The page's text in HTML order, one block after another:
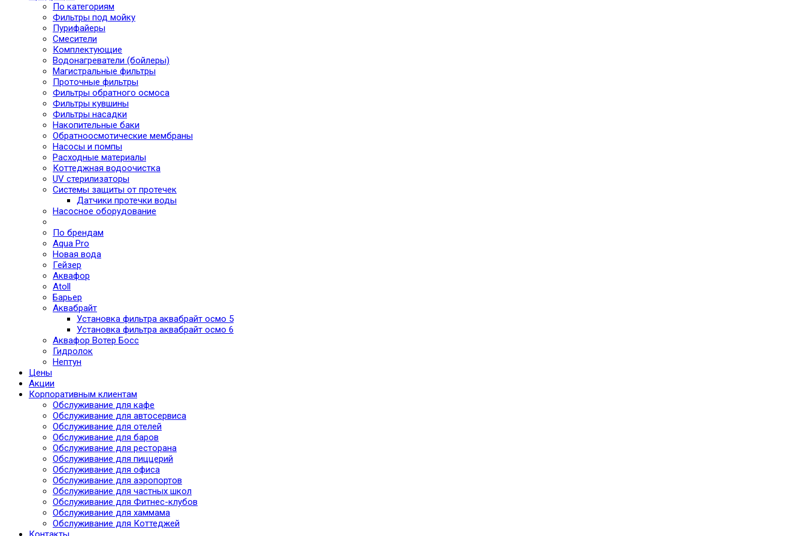
По категориям
Фильтры под мойку
Пурифайеры
Смесители
Комплектующие
Водонагреватели (бойлеры)
Магистральные фильтры
Проточные фильтры
Фильтры обратного осмоса
Фильтры кувшины
Фильтры насадки
Накопительные баки
Обратноосмотические мембраны
Насосы и помпы
Расходные материалы
Коттеджная водоочистка
UV стерилизаторы
Системы защиты от протечек
Датчики протечки воды
Насосное оборудование
По брендам
Aqua Pro
Новая вода
Гейзер
Аквафор
Atoll
Барьер
Аквабрайт
Установка фильтра аквабрайт осмо 5
Установка фильтра аквабрайт осмо 6
Аквафор Вотер Босс
Гидролок
Нептун
Цены
Акции
Корпоративным клиентам
Обслуживание для кафе
Обслуживание для автосервиса
Обслуживание для отелей
Обслуживание для баров
Обслуживание для ресторана
Обслуживание для пиццерий
Обслуживание для офиса
Обслуживание для аэропортов
Обслуживание для частных школ
Обслуживание для Фитнес-клубов
Обслуживание для хаммама
Обслуживание для Коттеджей